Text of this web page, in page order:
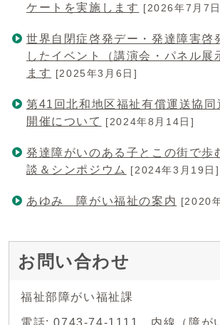
ケートを実施します [2026年7月7
世界自閉症啓発デー・発達障害啓
したイベント（講演会・パネル展
ます [2025年3月6日]
第41回北和地区福祉有償運送協同
開催について
[2024年8月14日]
発達障がいのある子とこの街で歩
談＆シンポジウム
[2024年3月19日]
あゆみ 障がい福祉の案内 [2020
お問い合わせ
福祉部障がい福祉課
電話: 0743-74-1111 内線（障が